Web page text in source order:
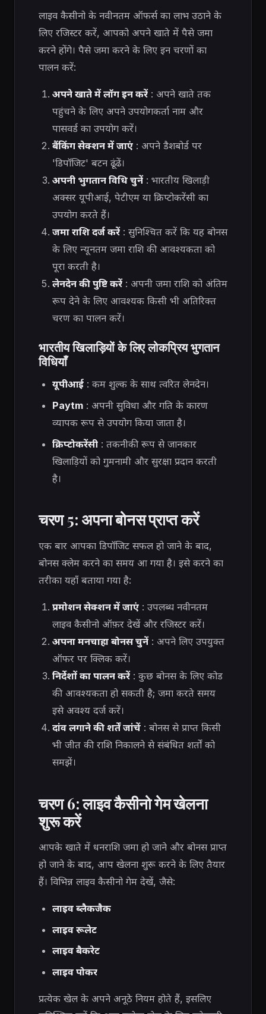
लाइव कैसीनो के नवीनतम ऑफर्स का लाभ उठाने के
लिए रजिस्टर करें, आपको अपने खाते में पैसे जमा
करने होंगे। पैसे जमा करने के लिए इन चरणों का
पालन करें:
अपने खाते में लॉग इन करें: अपने खाते तक
पहुंचने के लिए अपने उपयोगकर्ता नाम और
पासवर्ड का उपयोग करें।
बैंकिंग सेक्शन में जाएं: अपने डैशबोर्ड पर
'डिपॉजिट' बटन ढूंढें।
अपनी भुगतान विधि चुनें: भारतीय खिलाड़ी
अक्सर यूपीआई, पेटीएम या क्रिप्टोकरेंसी का
उपयोग करते हैं।
जमा राशि दर्ज करें: सुनिश्चित करें कि यह बोनस
के लिए न्यूनतम जमा राशि की आवश्यकता को
पूरा करती है।
लेनदेन की पुष्टि करें: अपनी जमा राशि को अंतिम
रूप देने के लिए आवश्यक किसी भी अतिरिक्त
चरण का पालन करें।
भारतीय खिलाड़ियों के लिए लोकप्रिय भुगतान
विधियाँ
यूपीआई: कम शुल्क के साथ त्वरित लेनदेन।
Paytm: अपनी सुविधा और गति के कारण
व्यापक रूप से उपयोग किया जाता है।
क्रिप्टोकरेंसी: तकनीकी रूप से जानकार
खिलाड़ियों को गुमनामी और सुरक्षा प्रदान करती
है।
चरण 5: अपना बोनस प्राप्त करें
एक बार आपका डिपॉजिट सफल हो जाने के बाद,
बोनस क्लेम करने का समय आ गया है। इसे करने का
तरीका यहाँ बताया गया है:
प्रमोशन सेक्शन में जाएं: उपलब्ध नवीनतम
लाइव कैसीनो ऑफ़र देखें और रजिस्टर करें।
अपना मनचाहा बोनस चुनें: अपने लिए उपयुक्त
ऑफर पर क्लिक करें।
निर्देशों का पालन करें: कुछ बोनस के लिए कोड
की आवश्यकता हो सकती है; जमा करते समय
इसे अवश्य दर्ज करें।
दांव लगाने की शर्तें जांचें: बोनस से प्राप्त किसी
भी जीत की राशि निकालने से संबंधित शर्तों को
समझें।
चरण 6: लाइव कैसीनो गेम खेलना
शुरू करें
आपके खाते में धनराशि जमा हो जाने और बोनस प्राप्त
हो जाने के बाद, आप खेलना शुरू करने के लिए तैयार
हैं। विभिन्न लाइव कैसीनो गेम देखें, जैसे:
लाइव ब्लैकजैक
लाइव रूलेट
लाइव बैकरेट
लाइव पोकर
प्रत्येक खेल के अपने अनूठे नियम होते हैं, इसलिए